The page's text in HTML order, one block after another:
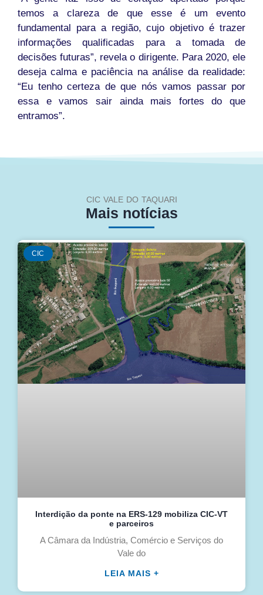
temos a clareza de que esse é um evento
fundamental para a região, cujo objetivo é trazer
informações qualificadas para a tomada de
decisões futuras”, revela o dirigente. Para 2020, ele
deseja calma e paciência na análise da realidade:
“Eu tenho certeza de que nós vamos passar por
essa e vamos sair ainda mais fortes do que
entramos”.
CIC VALE DO TAQUARI
Mais notícias
CIC
Interdição da ponte na ERS-129 mobiliza CIC-VT
e parceiros
A Câmara da Indústria, Comércio e Serviços do
Vale do
LEIA MAIS +